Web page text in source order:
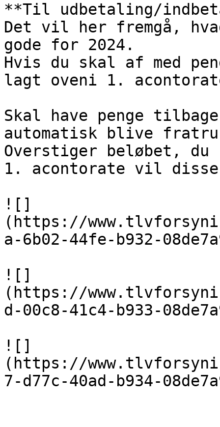
**Til udbetaling/
Det vil her fremgå,
gode for 2024.
Hvis du skal af med
lagt oveni 1.
Skal have penge
automatisk blive
Overstiger beløbet,
1. acontorate vil
![]
(https://
a-6b02-44fe-b932-
![]
(https://
d-00c8-41c4-b933-
![]
(https://